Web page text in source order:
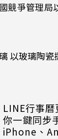
競爭管理局
以玻璃陶
LINE行事
你一鍵同步
iPhone、